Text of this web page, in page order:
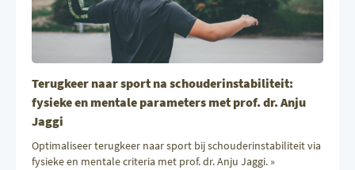
Terugkeer naar sport na schouderinstabiliteit:
fysieke en mentale parameters met prof. dr. Anju
Jaggi
Optimaliseer terugkeer naar sport bij schouderinstabiliteit via
fysieke en mentale criteria met prof. dr. Anju Jaggi. »